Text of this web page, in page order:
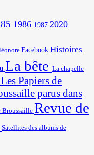
1986 1987 2020
Facebook Histoires
La bête La chapelle
Les Papiers de
parus dans
BroussailleRevue de
Satellites des albums de